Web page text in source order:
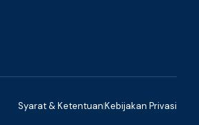
Syarat & KetentuanKebijakan Privasi